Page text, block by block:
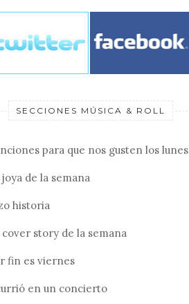
SECCIONES MÚSICA & ROLL
para que nos gusten los lunes
joya de la semana
historia
cover story de la semana
fin es viernes
en un concierto